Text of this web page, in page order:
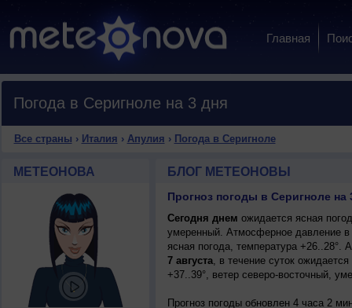
Главная
Погода в Серигноле на 3 дня
Все страны › Италия › Апулия › Погода в Серигноле
МЕТЕОНОВА БЛОГ МЕТЕОНОВЫ
Прогноз погоды в Серигноле на
Сегодня днем ожидается ясная
умеренный. Атмосферное давление
ясная погода, температура
7 августа, в течение суток
+37..39°, ветер северо-восточный,
Прогноз погоды обновлен 4 часа 2